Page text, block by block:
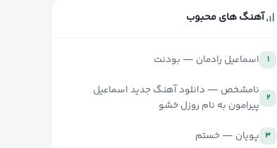
آهنگ های محبوب
۱ اسماعیل رادمان — بودنت
۲
نامشخص — دانلود آهنگ جدید اسماعیل
پیرامون به نام روزل خشو
۳ پویان — خستم